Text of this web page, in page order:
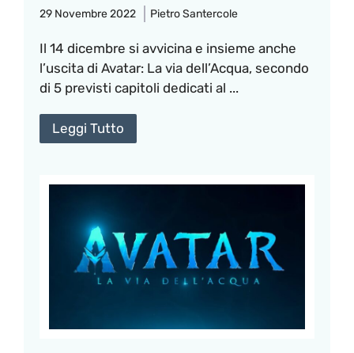
29 Novembre 2022 Pietro Santercole
Il 14 dicembre si avvicina e insieme anche
l’uscita di Avatar: La via dell’Acqua, secondo
di 5 previsti capitoli dedicati al ...
Leggi Tutto